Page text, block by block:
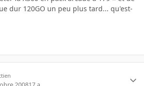
dur 120GO un peu plus tard... qu'est-